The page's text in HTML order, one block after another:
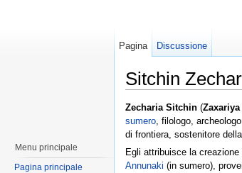
Sitchin
Zecharia Sitchin (
sumero, filologo,
di frontiera, sostenitore della
Egli attribuisce la
Annunaki (in sumero),
Pagina Discussione
Menu principale
Pagina principale